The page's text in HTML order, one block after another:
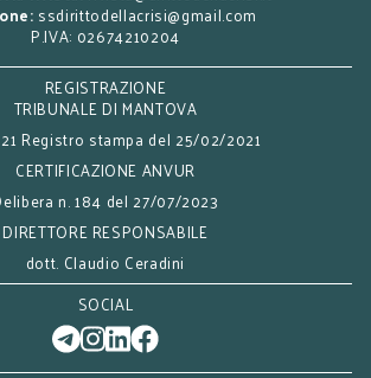
ssdirittodellacrisi@gmail.com
P.IVA: 02674210204
REGISTRAZIONE
TRIBUNALE DI MANTOVA
Registro stampa del 25/02/2021
CERTIFICAZIONE ANVUR
n. 184 del 27/07/2023
DIRETTORE RESPONSABILE
dott. Claudio Ceradini
SOCIAL